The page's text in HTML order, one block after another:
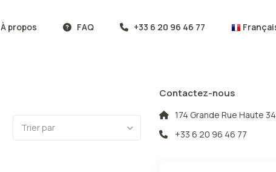
À propos FAQ +33 6 20 96 46 77
Voyageurs
Trier par
Contactez-nous
174 Grande Rue Haute
+33 6 20 96 46 77